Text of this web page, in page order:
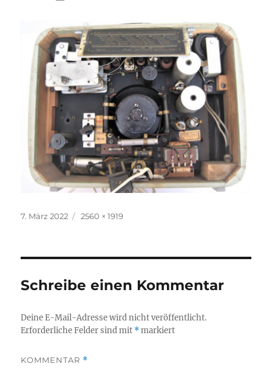
Veröffentlicht
7. März 2022
Volle
2560 × 1919
Schreibe einen Kommentar
Deine E-Mail-Adresse wird nicht veröffentlicht.
Erforderliche Felder sind mit *markiert
KOMMENTAR *